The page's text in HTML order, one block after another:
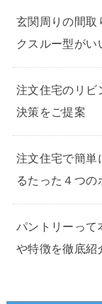
玄関周りの間取
クスルー型がい
注文住宅のリビ
決策をご提案
注文住宅で簡単
るたった４つの
パントリーって
や特徴を徹底紹